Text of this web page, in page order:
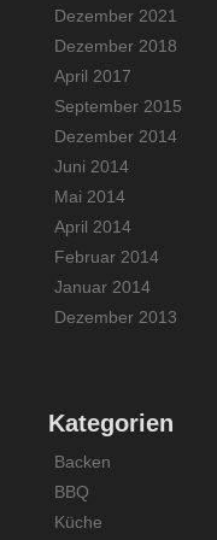
Dezember 2021
Dezember 2018
April 2017
September 2015
Dezember 2014
Juni 2014
Mai 2014
April 2014
Februar 2014
Januar 2014
Dezember 2013
Kategorien
Backen
BBQ
Küche